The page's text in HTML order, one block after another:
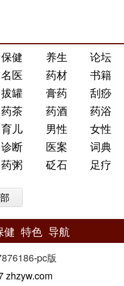
保健 养生
论坛
名医 药材
书籍
拔罐 膏药
刮痧
药茶 药酒
药浴
育儿 男性
女性
诊断 医案
词典
药粥 砭石 足疗
健 特色 导航
-pc版
zhzyw.com